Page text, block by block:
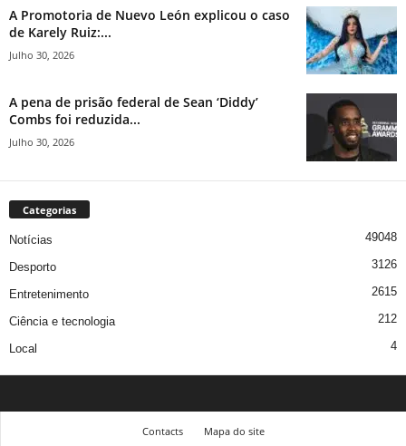
A Promotoria de Nuevo León explicou o caso
de Karely Ruiz:...
Julho 30, 2026
A pena de prisão federal de Sean ‘Diddy’
Combs foi reduzida...
Julho 30, 2026
Categorias
Notícias 49048
Desporto 3126
Entretenimento 2615
Ciência e tecnologia 212
Local 4
Contacts Mapa do site